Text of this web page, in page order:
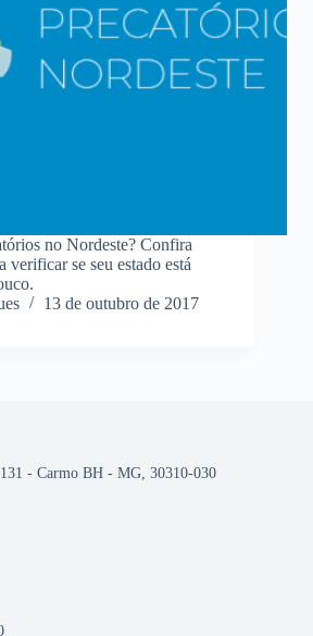
no Nordeste? Confira
verificar se seu estado está
13 de outubro de 2017
- Carmo BH - MG, 30310-030